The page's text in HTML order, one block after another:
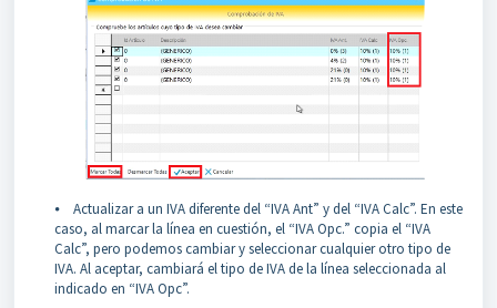
⦁ Actualizar a un IVA diferente del “IVA Ant” y del “IVA Calc”. En este
caso, al marcar la línea en cuestión, el “IVA Opc.” copia el “IVA
Calc”, pero podemos cambiar y seleccionar cualquier otro tipo de
IVA. Al aceptar, cambiará el tipo de IVA de la línea seleccionada al
indicado en “IVA Opc”.